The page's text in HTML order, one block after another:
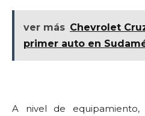
ver más Chevrolet
primer auto en
A nivel de